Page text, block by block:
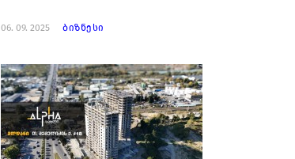
06. 09. 2025 ბიზნესი